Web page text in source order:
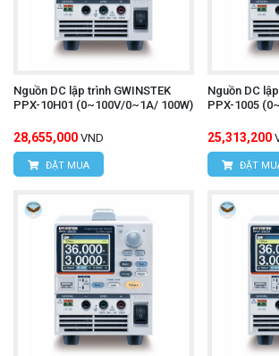
Nguồn DC lập trình GWINSTEK
PPX-10H01 (0~100V/0~1A/ 100W)
28,655,000 VND
ĐẶT MUA
Nguồn DC
PPX-1005
25,313,200
ĐẶT